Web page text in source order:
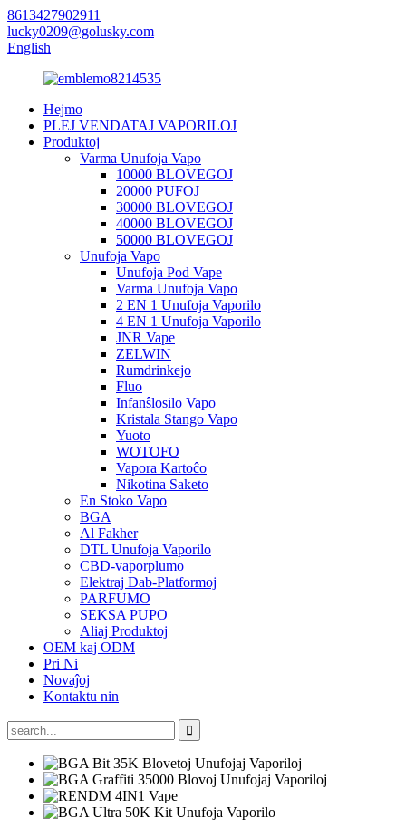
8613427902911
lucky0209@golusky.com
English
Hejmo
PLEJ VENDATAJ VAPORILOJ
Produktoj
Varma Unufoja Vapo
10000 BLOVEGOJ
20000 PUFOJ
30000 BLOVEGOJ
40000 BLOVEGOJ
50000 BLOVEGOJ
Unufoja Vapo
Unufoja Pod Vape
Varma Unufoja Vapo
2 EN 1 Unufoja Vaporilo
4 EN 1 Unufoja Vaporilo
JNR Vape
ZELWIN
Rumdrinkejo
Fluo
Infanŝlosilo Vapo
Kristala Stango Vapo
Yuoto
WOTOFO
Vapora Kartoĉo
Nikotina Saketo
En Stoko Vapo
BGA
Al Fakher
DTL Unufoja Vaporilo
CBD-vaporplumo
Elektraj Dab-Platformoj
PARFUMO
SEKSA PUPO
Aliaj Produktoj
OEM kaj ODM
Pri Ni
Novaĵoj
Kontaktu nin